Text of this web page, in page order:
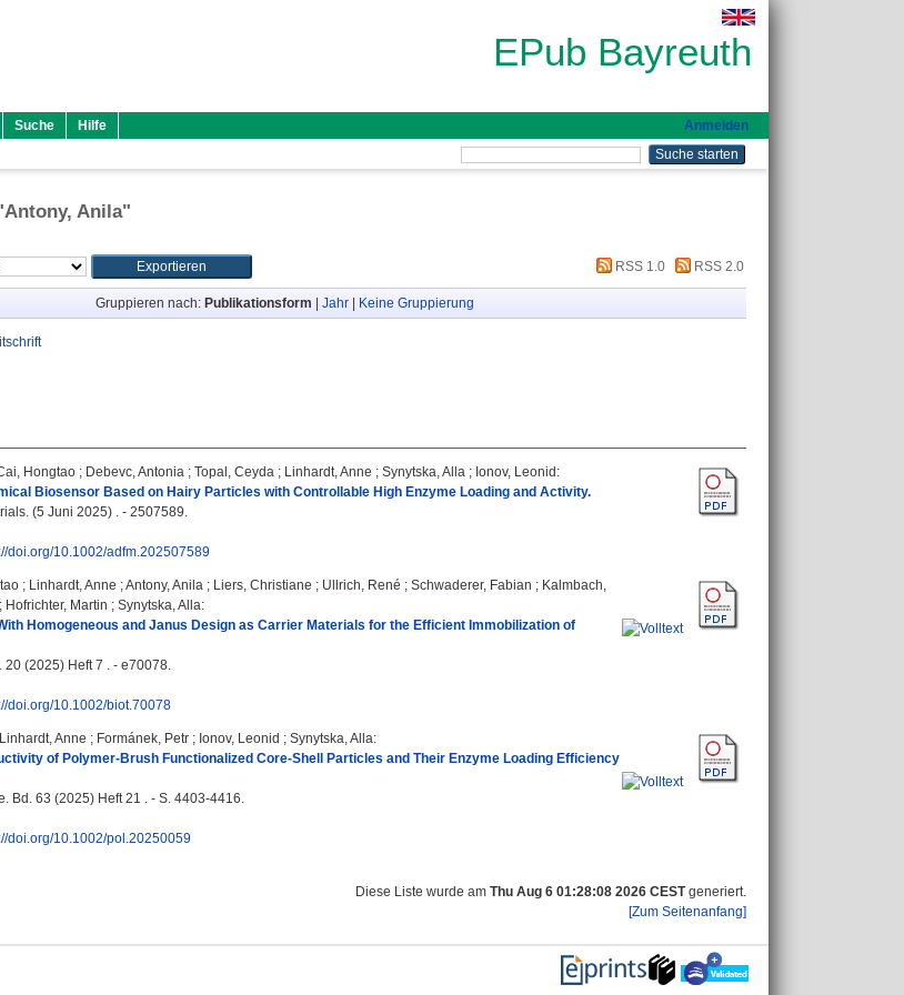
EPub Bayreuth
Suche Hilfe Anmelden
Antony, Anila"
RSS 1.0 RSS 2.0
Gruppieren nach: Publikationsform Jahr| Keine Gruppierung
Hongtao ; Debevc, Antonia ; Topal, Ceyda ; Linhardt, Anne ; Synytska, Alla ; Ionov, Leonid :
Biosensor Based on Hairy Particles with Controllable High Enzyme Loading and Activity.
(5 Juni 2025) . - 2507589.
doi.org/10.1002/adfm.202507589
; Linhardt, Anne ;Antony, Anila ; Liers, Christiane ; Ullrich, René ; Schwaderer, Fabian ; Kalmbach,
; Hofrichter, Martin ; Synytska, Alla:
Homogeneous and Janus Design as Carrier Materials for the Efficient Immobilization of
(2025) Heft 7 . - e70078.
doi.org/10.1002/biot.70078
Linhardt, Anne ; Formánek, Petr ; Ionov, Leonid ; Synytska, Alla:
of Polymer-Brush Functionalized Core-Shell Particles and Their Enzyme Loading Efficiency
Bd. 63 (2025) Heft 21 . - S. 4403-4416.
doi.org/10.1002/pol.20250059
Diese Liste wurde am Thu Aug 6 01:28:08 2026 CESTgeneriert.
[Zum Seitenanfang]